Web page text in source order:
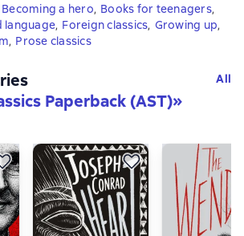
Becoming a hero, Books for teenagers,
language, Foreign classics, Growing up,
, Prose classics
Paperback (AST)»
All